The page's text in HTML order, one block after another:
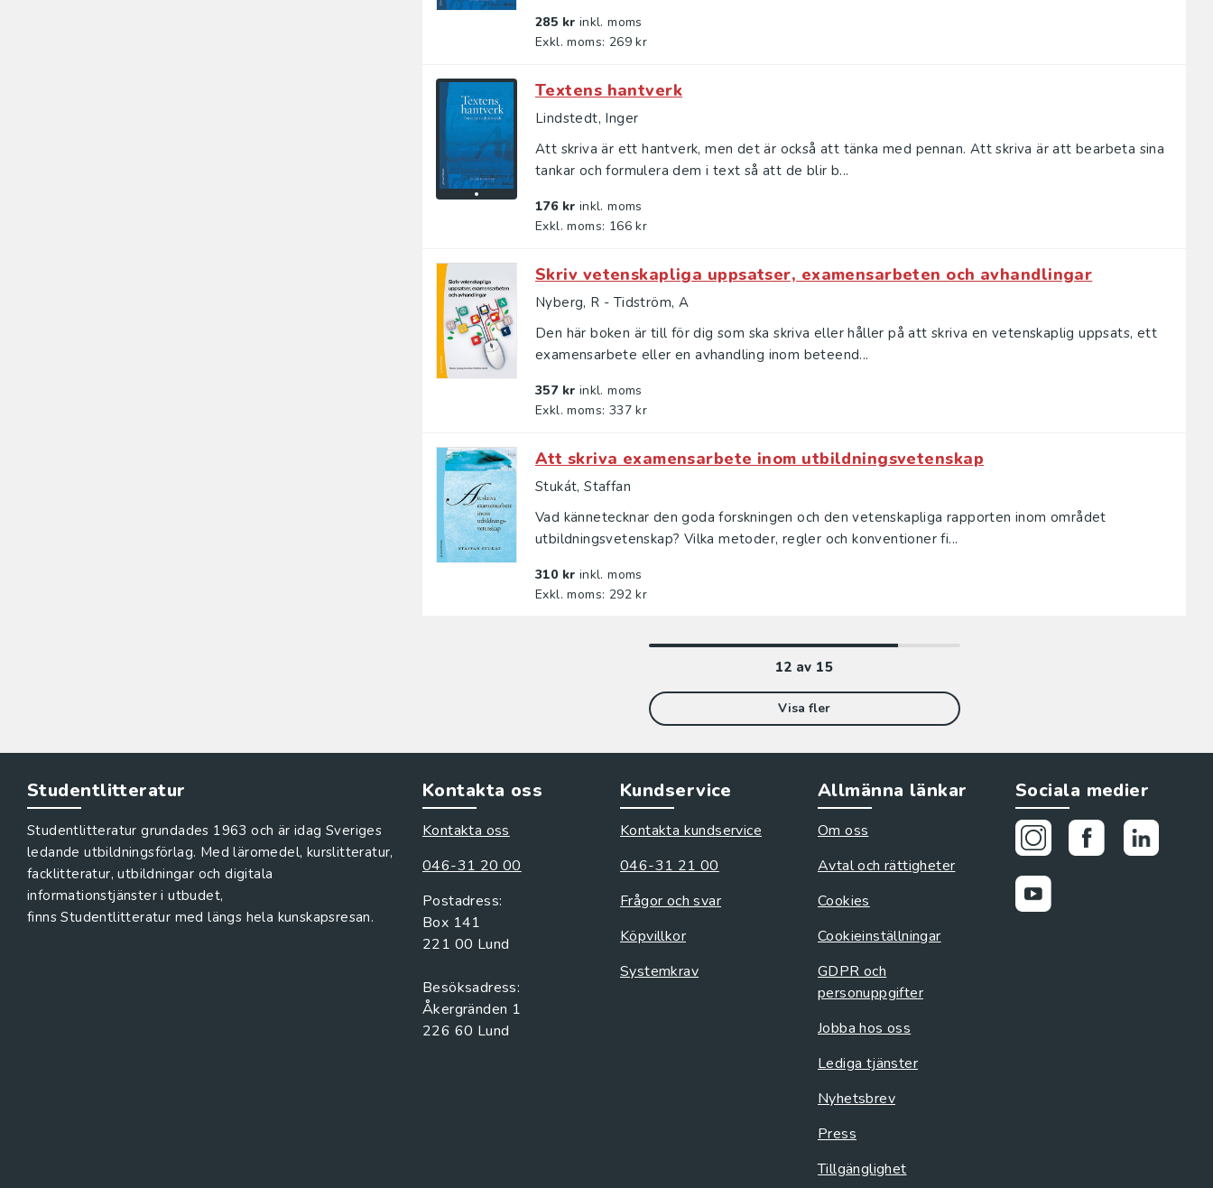
285 kr inkl. moms
Exkl. moms: 269 kr
Textens hantverk
Lindstedt, Inger
Att skriva är ett hantverk, men det är också att tänka med pennan. Att skriva är att bearbeta sina
tankar och formulera dem i text så att de blir b...
176 kr inkl. moms
Exkl. moms: 166 kr
Skriv vetenskapliga uppsatser, examensarbeten och avhandlingar
Nyberg, R - Tidström, A
Den här boken är till för dig som ska skriva eller håller på att skriva en vetenskaplig uppsats, ett
examensarbete eller en avhandling inom beteend...
357 kr inkl. moms
Exkl. moms: 337 kr
Att skriva examensarbete inom utbildningsvetenskap
Stukát, Staffan
Vad kännetecknar den goda forskningen och den vetenskapliga rapporten inom området
utbildningsvetenskap? Vilka metoder, regler och konventioner fi...
310 kr inkl. moms
Exkl. moms: 292 kr
12 av 15
Visa fler
Studentlitteratur
Studentlitteratur grundades 1963 och är idag Sveriges
ledande utbildningsförlag. Med läromedel, kurslitteratur,
facklitteratur, utbildningar och digitala
informationstjänster i utbudet,
finns Studentlitteratur med längs hela kunskapsresan.
Kontakta oss
Kontakta oss
046-31 20 00
Postadress:
Box 141
221 00 Lund
Besöksadress:
Åkergränden 1
Kundservice
Kontakta kundservice
046-31 21 00
Frågor och svar
Köpvillkor
Systemkrav
Allmänna länkar
Om oss
Avtal och rättigheter
Cookies
Cookieinställningar
GDPR och
personuppgifter
Jobba hos oss
Lediga tjänster
Nyhetsbrev
Press
Tillgänglighet
Sociala medier